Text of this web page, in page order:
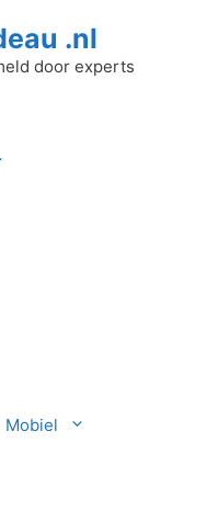
.nl
door experts
Mobiel